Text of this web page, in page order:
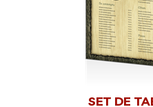
SET DE